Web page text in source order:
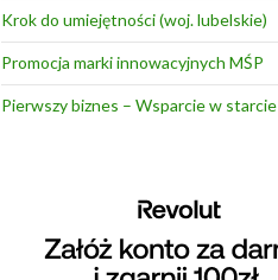
Krok do umiejętności (woj. lubelskie)
Promocja marki innowacyjnych MŚP
Pierwszy biznes – Wsparcie w starcie